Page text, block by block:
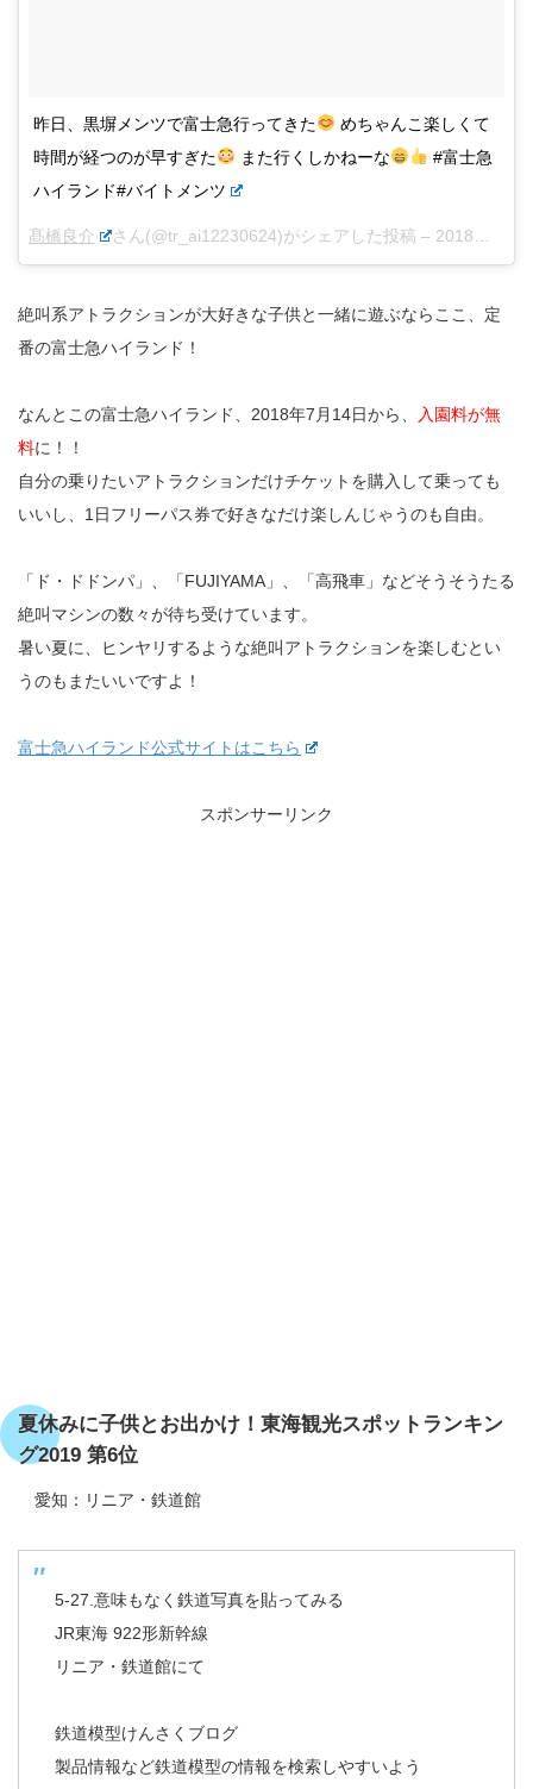
昨日、黒塀メンツで富士急行ってきた
めちゃんこ楽しくて
時間が経つのが早すぎた
また行くしかねーな
#富士急
ハイランド#バイトメンツ
髙橋良介 さん(@tr_ai12230624)がシェアした投稿 – 2018年 6月月4日午前2時36分PDT
絶叫系アトラクションが大好きな子供と一緒に遊ぶならここ、定
番の富士急ハイランド！
なんとこの富士急ハイランド、2018年7月14日から、
入園料が無
料に！！
自分の乗りたいアトラクションだけチケットを購入して乗っても
いいし、1日フリーパス券で好きなだけ楽しんじゃうのも自由。
「ド・ドドンパ」、「FUJIYAMA」、「高飛車」などそうそうたる
絶叫マシンの数々が待ち受けています。
暑い夏に、ヒンヤリするような絶叫アトラクションを楽しむとい
うのもまたいいですよ！
富士急ハイランド公式サイトはこちら
スポンサーリンク
夏休みに子供とお出かけ！東海観光スポットランキン
グ2019 第6位
愛知：リニア・鉄道館
5-27.意味もなく鉄道写真を貼ってみる
JR東海 922形新幹線
リニア・鉄道館にて
鉄道模型けんさくブログ
製品情報など鉄道模型の情報を検索しやすいよう